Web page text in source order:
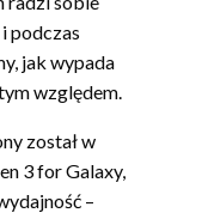
podczas
jak wypada
względem.
został w
3 for Galaxy,
–